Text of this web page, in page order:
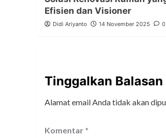
Efisien dan Visioner
Didi Ariyanto 14 November 2025 0
Tinggalkan Balasan
Alamat email Anda tidak akan
Komentar *